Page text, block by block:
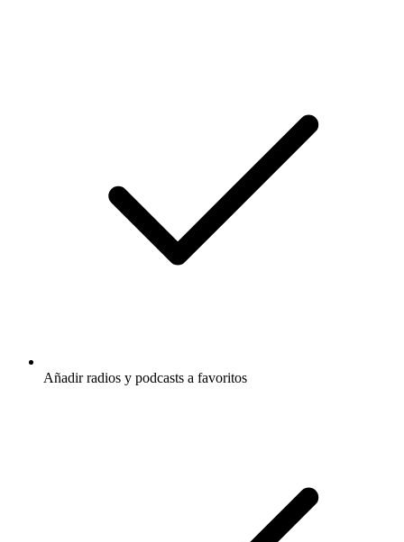
Añadir radios y podcasts a favoritos